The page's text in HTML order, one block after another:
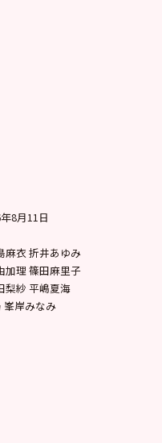
8月11日
麻衣 折井あゆみ
加理 篠田麻里子
梨紗 平嶋夏海
峯岸みなみ